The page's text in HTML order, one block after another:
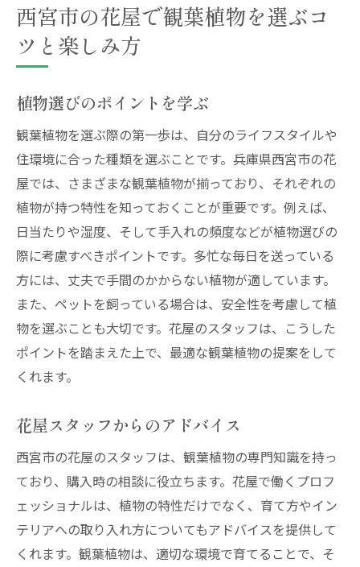
西宮市の花屋で観葉植物を選ぶコ
ツと楽しみ方
植物選びのポイントを学ぶ
観葉植物を選ぶ際の第一歩は、自分のライフスタイルや
住環境に合った種類を選ぶことです。兵庫県西宮市の花
屋では、さまざまな観葉植物が揃っており、それぞれの
植物が持つ特性を知っておくことが重要です。例えば、
日当たりや湿度、そして手入れの頻度などが植物選びの
際に考慮すべきポイントです。多忙な毎日を送っている
方には、丈夫で手間のかからない植物が適しています。
また、ペットを飼っている場合は、安全性を考慮して植
物を選ぶことも大切です。花屋のスタッフは、こうした
ポイントを踏まえた上で、最適な観葉植物の提案をして
くれます。
花屋スタッフからのアドバイス
西宮市の花屋のスタッフは、観葉植物の専門知識を持っ
ており、購入時の相談に役立ちます。花屋で働くプロフ
ェッショナルは、植物の特性だけでなく、育て方やイン
テリアへの取り入れ方についてもアドバイスを提供して
くれます。観葉植物は、適切な環境で育てることで、そ